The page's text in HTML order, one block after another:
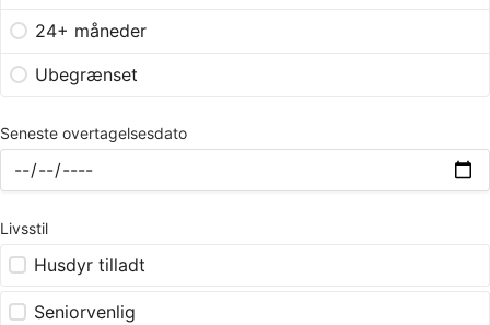
24+ måneder
Ubegrænset
Seneste overtagelsesdato
Livsstil
Husdyr tilladt
Seniorvenlig